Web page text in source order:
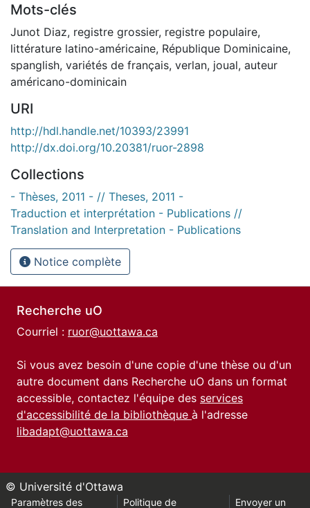
Mots-clés
Junot Diaz, registre grossier, registre populaire,
littérature latino-américaine, République Dominicaine,
spanglish, variétés de français, verlan, joual, auteur
américano-dominicain
URI
http://hdl.handle.net/10393/23991
http://dx.doi.org/10.20381/ruor-2898
Collections
- Thèses, 2011 - // Theses, 2011 -
Traduction et interprétation - Publications //
Translation and Interpretation - Publications
Notice complète
Recherche uO
Courriel : ruor@uottawa.ca
Si vous avez besoin d'une copie d'une thèse ou d'un
autre document dans Recherche uO dans un format
accessible, contactez l'équipe des services
d'accessibilité de la bibliothèque à l'adresse
libadapt@uottawa.ca
© Université d'Ottawa
Paramètres des Politique de Envoyer un